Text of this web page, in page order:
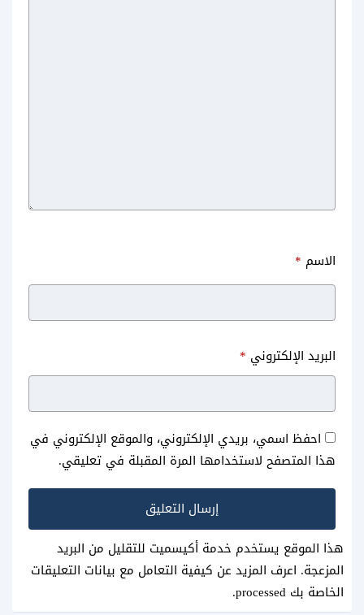
الاسم *
البريد الإلكتروني *
احفظ اسمي، بريدي الإلكتروني، والموقع الإلكتروني في
هذا المتصفح لاستخدامها المرة المقبلة في تعليقي.
هذا الموقع يستخدم خدمة أكيسميت للتقليل من البريد
المزعجة. اعرف المزيد عن كيفية التعامل مع بيانات التعليقات
الخاصة بك processed
.